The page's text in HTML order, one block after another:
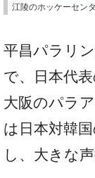
江陵のホッケーセン
平昌パラリ
で、日本代
大阪のパラ
は日本対韓
し、大きな